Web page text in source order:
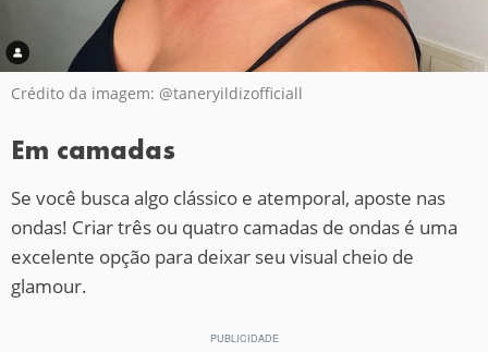
Crédito da imagem: @taneryildizofficiall
Em camadas
Se você busca algo clássico e atemporal, aposte nas
ondas! Criar três ou quatro camadas de ondas é uma
excelente opção para deixar seu visual cheio de
glamour.